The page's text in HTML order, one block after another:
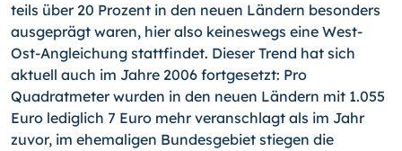
teils über 20 Prozent in den neuen Ländern besonders
ausgeprägt waren, hier also keineswegs eine West-
Ost-Angleichung stattfindet. Dieser Trend hat sich
aktuell auch im Jahre 2006 fortgesetzt: Pro
Quadratmeter wurden in den neuen Ländern mit 1.055
Euro lediglich 7 Euro mehr veranschlagt als im Jahr
zuvor, im ehemaligen Bundesgebiet stiegen die